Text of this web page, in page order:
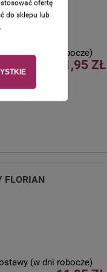
(w dni robocze)
11,95 ZŁ
FLORIAN
(w dni robocze)
ofertę
do sklepu lub